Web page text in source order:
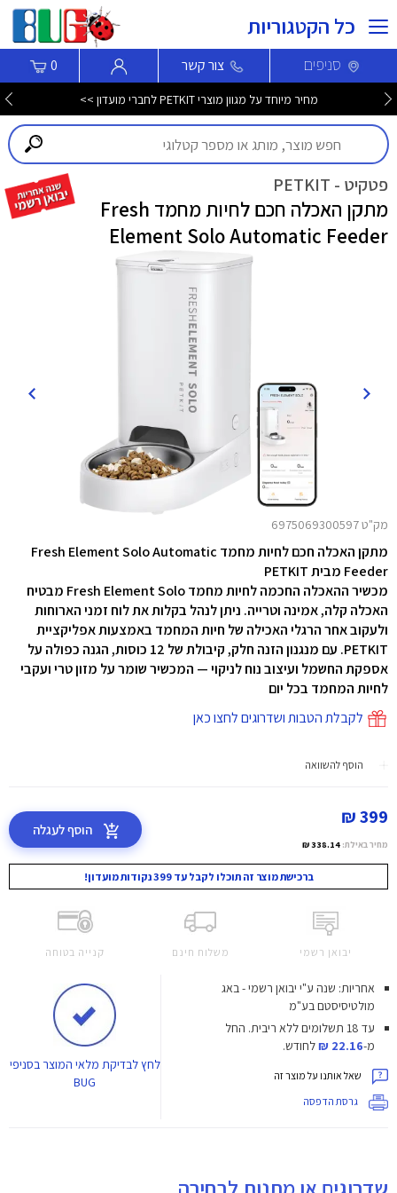
כל הקטגוריות
סניפים צור קשר 0
מחיר מיוחד על מגוון מוצרי PETKIT לחברי מועדון >>
פטקיט - PETKIT
מתקן האכלה חכם לחיות מחמד Fresh
Element Solo Automatic Feeder
מק"ט 6975069300597
מתקן האכלה חכם לחיות מחמד Fresh Element Solo Automatic
Feeder מבית
PETKIT
מכשיר ההאכלה החכמה לחיות מחמד Fresh Element Solo מבטיח
האכלה קלה, אמינה וטרייה. ניתן לנהל בקלות את לוח זמני הארוחות
ולעקוב אחר הרגלי האכילה של חיות המחמד באמצעות אפליקציית
PETKIT. עם מנגנון הזנה חלק, קיבולת של 12 כוסות, הגנה כפולה על
אספקת החשמל ועיצוב נוח לניקוי — המכשיר שומר על מזון טרי ועקבי
לחיות המחמד בכל יום
לקבלת הטבות ושדרוגים לחצו כאן
הוסף להשוואה
399 ₪
מחיר באילת: 338.14 ₪
הוסף לעגלה
ברכישת מוצר זה תוכלו לקבל עד 399 נקודות מועדון!
יבואן רשמי משלוח חינם קנייה בטוחה
אחריות: שנה ע"י יבואן רשמי - באג
מולטיסיסטם בע"מ
עד 18 תשלומים ללא ריבית.
החל
מ-22.16 ₪ לחודש.
שאל אותנו על מוצר זה
גרסת הדפסה
לחץלבדיקת מלאי המוצר בסניפי
BUG